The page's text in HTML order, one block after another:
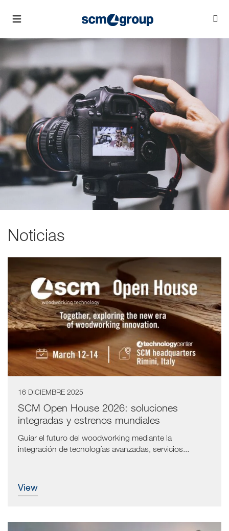
Noticias
16 DICIEMBRE 2025
SCM Open House 2026: soluciones
integradas y estrenos mundiales
Guiar el futuro del woodworking mediante la
integración de tecnologías avanzadas, servicios...
view